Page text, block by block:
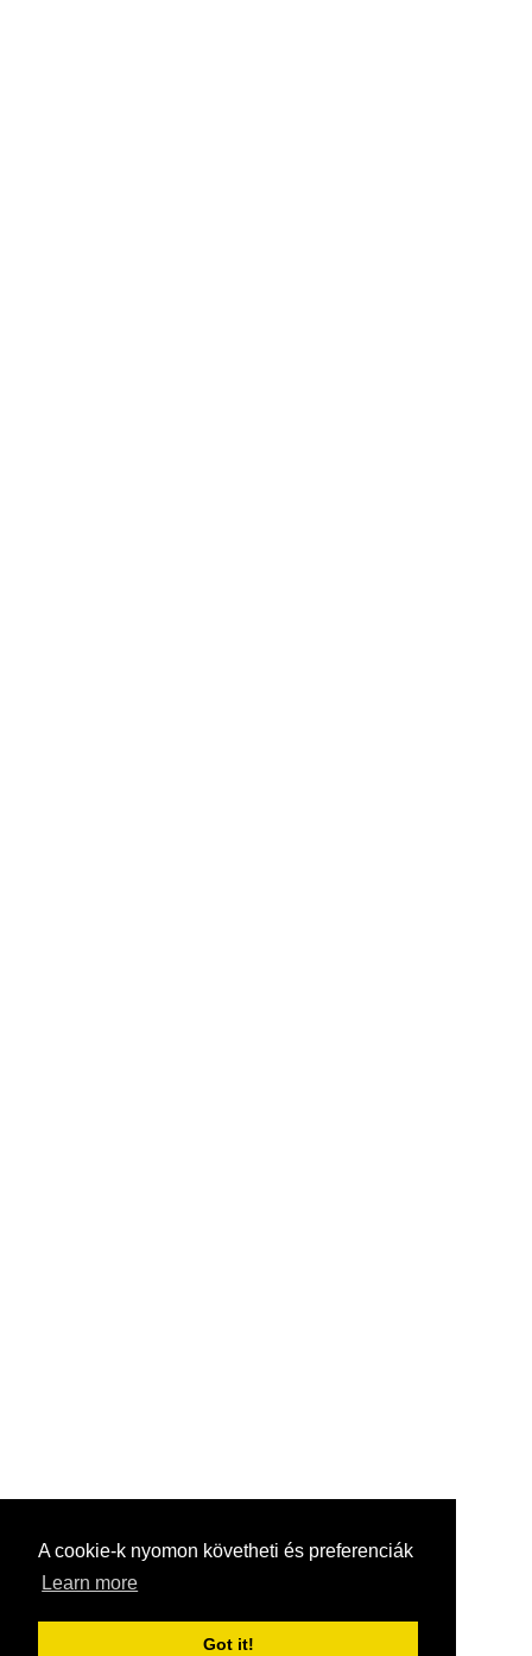
A cookie-k nyomon követheti és preferenciák
Learn more
Got it!